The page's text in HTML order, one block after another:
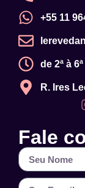
+55 11
de 2ª à
R. Ires
Fale